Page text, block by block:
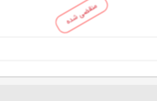
منقضی شده